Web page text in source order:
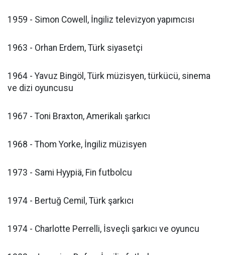
1959 - Simon Cowell, İngiliz televizyon yapımcısı
1963 - Orhan Erdem, Türk siyasetçi
1964 - Yavuz Bingöl, Türk müzisyen, türkücü, sinema
ve dizi oyuncusu
1967 - Toni Braxton, Amerikalı şarkıcı
1968 - Thom Yorke, İngiliz müzisyen
1973 - Sami Hyypiä, Fin futbolcu
1974 - Bertuğ Cemil, Türk şarkıcı
1974 - Charlotte Perrelli, İsveçli şarkıcı ve oyuncu